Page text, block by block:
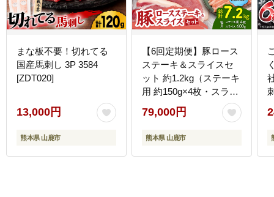
まな板不要！切れてる
国産馬刺し 3P 3584
[ZDT020]
13,000円
熊本県 山鹿市
【6回定期便】豚ロース
ステーキ＆スライスセ
ット 約1.2kg（ステーキ
用 約150g×4枚・スライ
ス 約300g×2pc）【吉里
精肉】 [ZEW103]
79,000円
熊本県 山鹿市
社 利他フ